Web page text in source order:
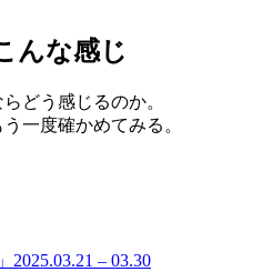
んな感じ
どう感じるのか。
一度確かめてみる。
2025.03.21 – 03.30